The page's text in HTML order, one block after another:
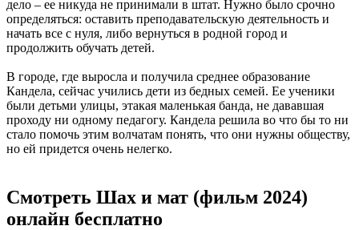
дело – ее никуда не принимали в штат. Нужно было срочно
определяться: оставить преподавательскую деятельность и
начать все с нуля, либо вернуться в родной город и
продолжить обучать детей.
В городе, где выросла и получила среднее образование
Кандела, сейчас учились дети из бедных семей. Ее ученики
были детьми улицы, этакая маленькая банда, не дававшая
проходу ни одному педагогу. Кандела решила во что бы то ни
стало помочь этим волчатам понять, что они нужны обществу,
но ей придется очень нелегко.
Смотреть Шах и мат (фильм 2024)
онлайн бесплатно